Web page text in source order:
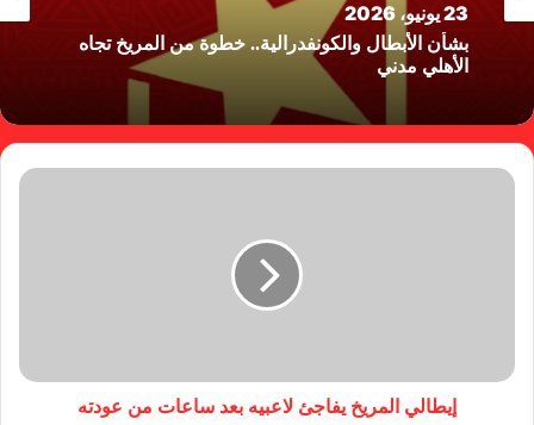
23 يونيو، 2026
بشأن الأبطال والكونفدرالية.. خطوة من المريخ تجاه
الأهلي مدني
إيطالي المريخ يفاجئ لاعبيه بعد ساعات من عودته